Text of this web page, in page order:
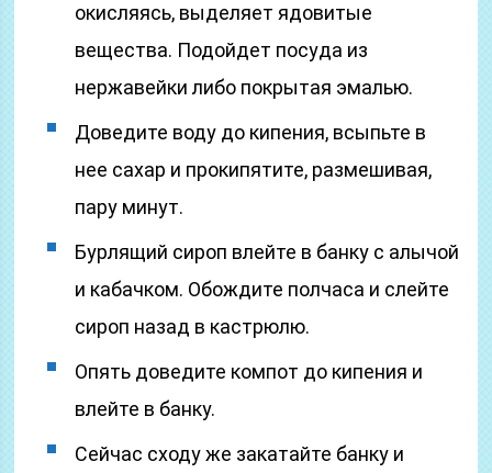
окисляясь, выделяет ядовитые
вещества. Подойдет посуда из
нержавейки либо покрытая эмалью.
Доведите воду до кипения, всыпьте в
нее сахар и прокипятите, размешивая,
пару минут.
Бурлящий сироп влейте в банку с алычой
и кабачком. Обождите полчаса и слейте
сироп назад в кастрюлю.
Опять доведите компот до кипения и
влейте в банку.
Сейчас сходу же закатайте банку и